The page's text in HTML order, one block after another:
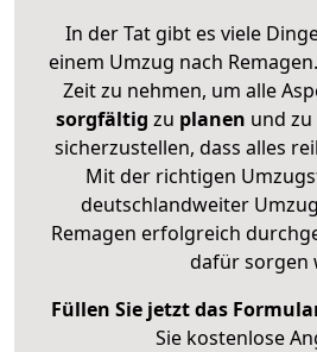
In der Tat gibt es viele
einem Umzug nach
Zeit zu nehmen, um alle
sorgfältig zu planen und zu
sicherzustellen, dass alles
Mit der richtigen
deutschlandweiter
Remagen erfolgreich
dafür sorgen
Füllen Sie jetzt das
Sie kostenlose